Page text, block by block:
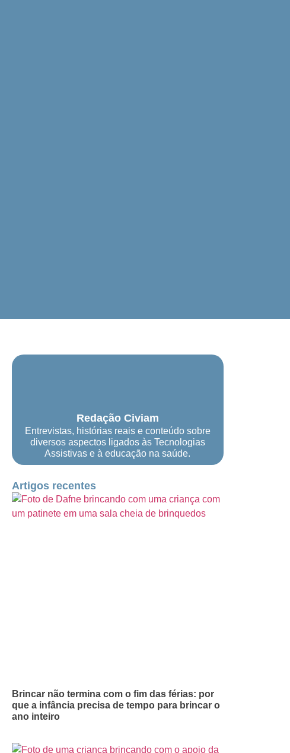
Redação Civiam
Entrevistas, histórias reais e conteúdo sobre
diversos aspectos ligados às Tecnologias
Assistivas e à educação na saúde.
Artigos recentes
Brincar não termina com o fim das férias: por
que a infância precisa de tempo para brincar o
ano inteiro